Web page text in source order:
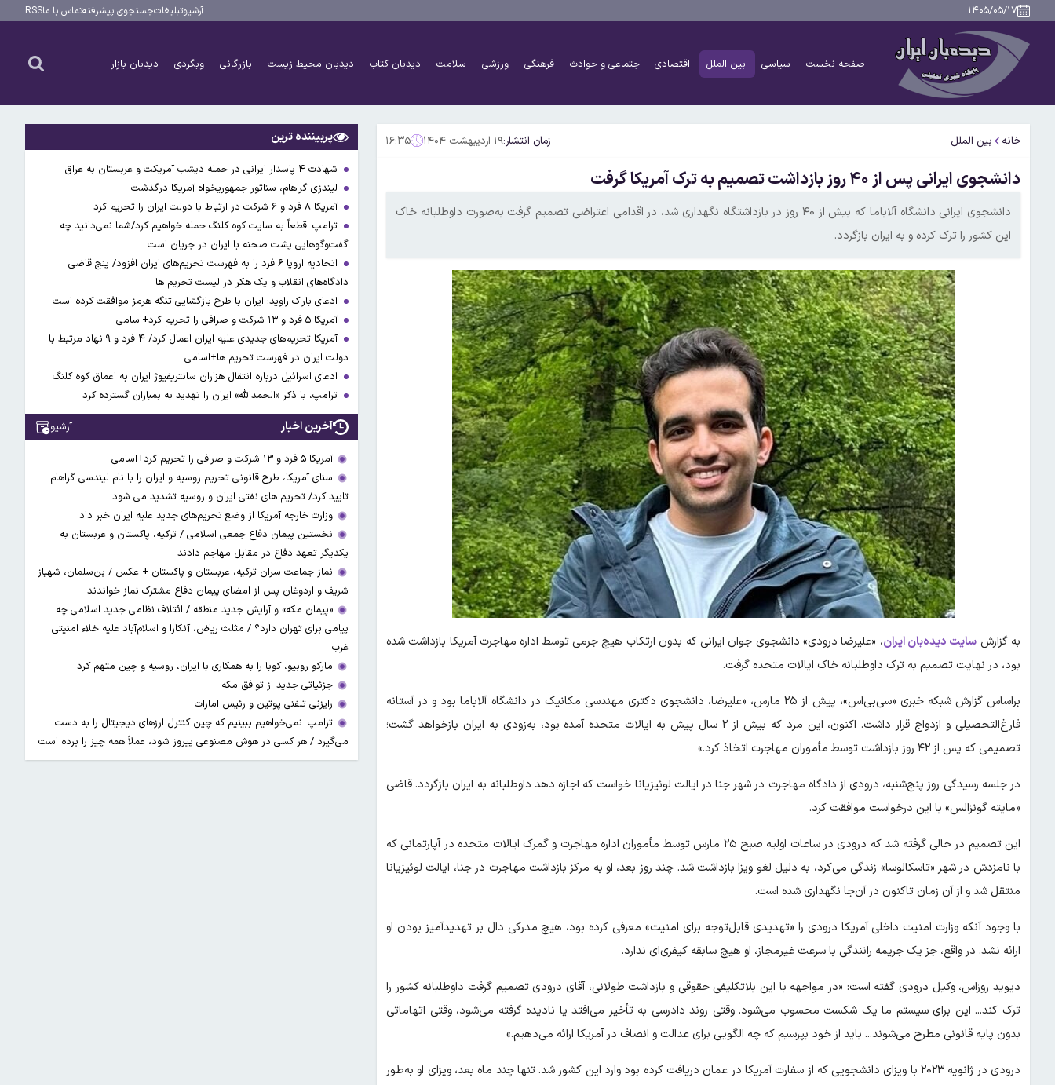
۱۴۰۵/۰۵/۱۷ آرشیوتبلیغاتجستجوی پیشرفتهتماس با ماRSS
صفحه نخست سیاسی بین الملل اقتصادی اجتماعی و حوادث فرهنگی ورزشی سلامت دیدبان کتاب دیدبان محیط زیست بازرگانی وبگردی دیدبان بازار
خانه بین الملل زمان انتشار:۱۹ اردیبهشت ۱۴۰۴ ۱۶:۳۵
دانشجوی ایرانی پس از ۴۰ روز بازداشت تصمیم به ترک آمریکا گرفت
دانشجوی ایرانی دانشگاه آلاباما که بیش از ۴۰ روز در بازداشتگاه نگهداری شد، در اقدامی اعتراضی تصمیم گرفت به‌صورت داوطلبانه خاک
این کشور را ترک کرده و به ایران بازگردد.
به گزارش سایت دیده‌بان ایران، «علیرضا درودی» دانشجوی جوان ایرانی که بدون ارتکاب هیچ جرمی توسط اداره مهاجرت آمریکا بازداشت شده
بود، در نهایت تصمیم به ترک داوطلبانه خاک ایالات متحده گرفت.
براساس گزارش شبکه خبری «سی‌بی‌اس»، پیش از ۲۵ مارس، «علیرضا، دانشجوی دکتری مهندسی مکانیک در دانشگاه آلاباما بود و در آستانه
فارغ‌التحصیلی و ازدواج قرار داشت. اکنون، این مرد که بیش از ۲ سال پیش به ایالات متحده آمده بود، به‌زودی به ایران بازخواهد گشت؛
تصمیمی که پس از ۴۲ روز بازداشت توسط مأموران مهاجرت اتخاذ کرد.»
در جلسه رسیدگی روز پنج‌شنبه، درودی از دادگاه مهاجرت در شهر جنا در ایالت لوئیزیانا خواست که اجازه دهد داوطلبانه به ایران بازگردد. قاضی
«مایته گونزالس» با این درخواست موافقت کرد.
این تصمیم در حالی گرفته شد که درودی در ساعات اولیه صبح ۲۵ مارس توسط مأموران اداره مهاجرت و گمرک ایالات متحده در آپارتمانی که
با نامزدش در شهر «تاسکالوسا» زندگی می‌کرد، به دلیل لغو ویزا بازداشت شد. چند روز بعد، او به مرکز بازداشت مهاجرت در جنا، ایالت لوئیزیانا
منتقل شد و از آن زمان تاکنون در آن‌جا نگهداری شده است.
با وجود آنکه وزارت امنیت داخلی آمریکا درودی را «تهدیدی قابل‌توجه برای امنیت» معرفی کرده بود، هیچ مدرکی دال بر تهدیدآمیز بودن او
ارائه نشد. در واقع، جز یک جریمه رانندگی با سرعت غیرمجاز، او هیچ سابقه کیفری‌ای ندارد.
دیوید روزاس، وکیل درودی گفته است: «در مواجهه با این بلاتکلیفی حقوقی و بازداشت طولانی، آقای درودی تصمیم گرفت داوطلبانه کشور را
ترک کند... این برای سیستم ما یک شکست محسوب می‌شود. وقتی روند دادرسی به تأخیر می‌افتد یا نادیده گرفته می‌شود، وقتی اتهاماتی
بدون پایه قانونی مطرح می‌شوند... باید از خود بپرسیم که چه الگویی برای عدالت و انصاف در آمریکا ارائه می‌دهیم.»
درودی در ژانویه ۲۰۲۳ با ویزای دانشجویی که از سفارت آمریکا در عمان دریافت کرده بود وارد این کشور شد. تنها چند ماه بعد، ویزای او به‌طور
پربیننده ترین
شهادت ۴ پاسدار ایرانی در حمله دیشب آمریکت و عربستان به عراق
لیندزی گراهام، سناتور جمهوریخواه آمریکا درگذشت
آمریکا ۸ فرد و ۶ شرکت در ارتباط با دولت ایران را تحریم کرد
ترامپ: قطعاً به سایت کوه کلنگ حمله خواهیم کرد/شما نمی‌دانید چه
گفت‌وگوهایی پشت صحنه با ایران در جریان است
اتحادیه اروپا ۶ فرد را به فهرست تحریم‌های ایران افزود/ پنج قاضی
دادگاه‌های انقلاب و یک هکر در لیست تحریم ها
ادعای باراک راوید: ایران با طرح بازگشایی تنگه هرمز موافقت کرده است
آمریکا ۵ فرد و ۱۳ شرکت و صرافی را تحریم کرد+اسامی
آمریکا تحریم‌های جدیدی علیه ایران اعمال کرد/ ۴ فرد و ۹ نهاد مرتبط با
دولت ایران در فهرست تحریم ها+اسامی
ادعای اسرائیل درباره انتقال هزاران سانتریفیوژ ایران به اعماق کوه کلنگ
ترامپ، با ذکر «الحمدالله» ایران را تهدید به بمباران گسترده کرد
آخرین اخبار آرشیو
آمریکا ۵ فرد و ۱۳ شرکت و صرافی را تحریم کرد+اسامی
سنای آمریکا، طرح قانونی تحریم روسیه و ایران را با نام لیندسی گراهام
تایید کرد/ تحریم های نفتی ایران و روسیه تشدید می شود
وزارت خارجه آمریکا از وضع تحریم‌های جدید علیه ایران خبر داد
نخستین پیمان دفاع جمعی اسلامی / ترکیه، پاکستان و عربستان به
یکدیگر تعهد دفاع در مقابل مهاجم دادند
نماز جماعت سران ترکیه، عربستان و پاکستان + عکس / بن‌سلمان، شهباز
شریف و اردوغان پس از امضای پیمان دفاع مشترک نماز خواندند
«پیمان مکه» و آرایش جدید منطقه / ائتلاف نظامی جدید اسلامی چه
پیامی برای تهران دارد؟ / مثلث ریاض، آنکارا و اسلام‌آباد علیه خلاء امنیتی
غرب
مارکو روبیو، کوبا را به همکاری با ایران، روسیه و چین متهم کرد
جزئیاتی جدید از توافق مکه
رایزنی تلفنی پوتین و رئیس امارات
ترامپ: نمی‌خواهیم ببینیم که چین کنترل ارز‌های دیجیتال را به دست
می‌گیرد / هر کسی در هوش مصنوعی پیروز شود، عملاً همه چیز را برده است